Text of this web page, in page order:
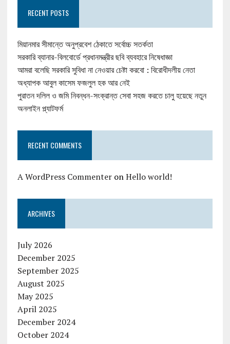
RECENT POSTS
মিয়ানমার সীমান্তে অনুপ্রবেশ ঠেকাতে সর্বোচ্চ সতর্কতা
সরকারি ব্যানার-বিলবোর্ডে প্রধানমন্ত্রীর ছবি ব্যবহারে নিষেধাজ্ঞা
আমরা বলেছি সরকারি সুবিধা না নেওয়ার চেষ্টা করবো : বিরোধীদলীয় নেতা
অধ্যাপক আবুল কাসেম ফজলুল হক আর নেই
পুরাতন দলিল ও জমি নিবন্ধন-সংক্রান্ত সেবা সহজ করতে চালু হয়েছে নতুন
অনলাইন প্ল্যাটফর্ম
RECENT COMMENTS
A WordPress CommenteronHello world!
ARCHIVES
July 2026
December 2025
September 2025
August 2025
May 2025
April 2025
December 2024
October 2024